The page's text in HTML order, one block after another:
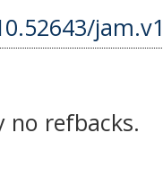
no refbacks.